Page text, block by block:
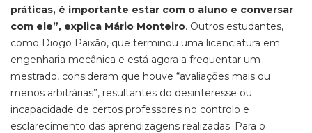
práticas, é importante estar com o aluno e conversar
com ele”, explica Mário Monteiro. Outros estudantes,
como Diogo Paixão, que terminou uma licenciatura em
engenharia mecânica e está agora a frequentar um
mestrado, consideram que houve “avaliações mais ou
menos arbitrárias”, resultantes do desinteresse ou
incapacidade de certos professores no controlo e
esclarecimento das aprendizagens realizadas. Para o